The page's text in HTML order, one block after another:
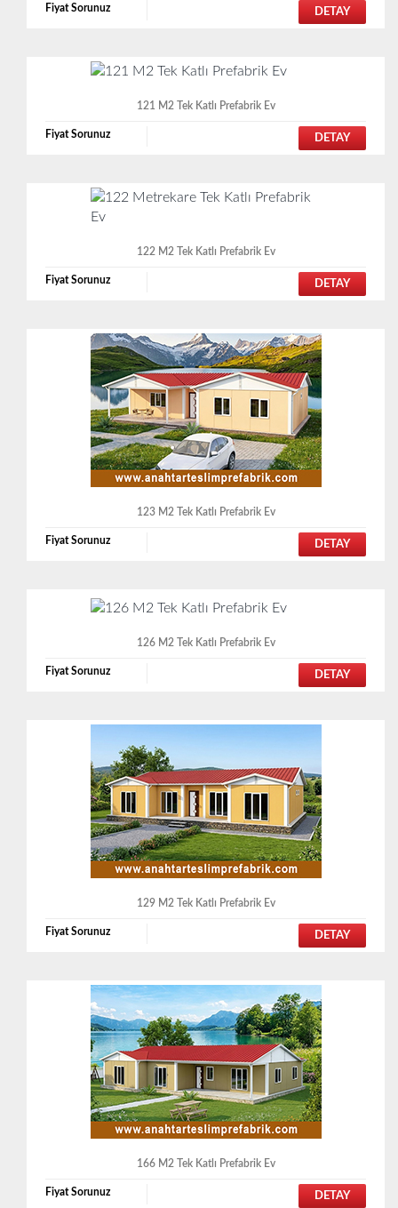
Fiyat Sorunuz DETAY
121 M2 Tek Katlı Prefabrik Ev
Fiyat Sorunuz DETAY
122 M2 Tek Katlı Prefabrik Ev
Fiyat Sorunuz DETAY
123 M2 Tek Katlı Prefabrik Ev
Fiyat Sorunuz DETAY
126 M2 Tek Katlı Prefabrik Ev
Fiyat Sorunuz DETAY
129 M2 Tek Katlı Prefabrik Ev
Fiyat Sorunuz DETAY
166 M2 Tek Katlı Prefabrik Ev
Fiyat Sorunuz DETAY